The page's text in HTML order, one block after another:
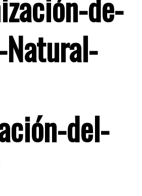
del-